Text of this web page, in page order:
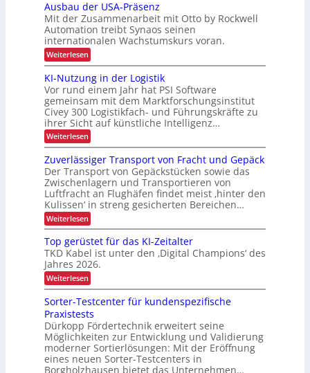
i
n
n
e
r
e
t
i
e
l
i
c
h
e
n
L
a
s
t
t
r
a
n
h
L
E
D
-
P
r
o
j
e
k
t
i
o
n
ü
c
k
m
e
l
d
n
g
e
f
e
r
u
n
g
d
a
n
k
A
i
m
t
e
c
D
C
I
x
t
o
m
a
t
i
s
i
e
r
e
s
P
a
l
e
t
t
e
n
m
a
a
g
e
m
e
n
t
Ausbau der USA-Präsenz
Mit der Zusammenarbeit mit Otto by Rockwell
Automation treibt Synaos seinen
internationalen Wachstumskurs voran.
Weiterlesen:
A
s
b
a
u
d
e
r
U
S
A
-
P
r
ä
s
e
n
z
KI-Nutzung in der Logistik
Vor rund einem Jahr hat PSI Software
gemeinsam mit dem Marktforschungsinstitut
Civey 300 Logistikfach- und Führungskräfte zu
ihrer Sicht auf künstliche Intelligenz…
Weiterlesen:
K
I
-
N
u
t
z
u
n
g
i
n
d
e
r
L
o
g
i
s
t
i
k
Zuverlässiger Transport von Fracht und Gepäck
Der Transport von Gepäckstücken sowie das
Zwischenlagern und Transportieren von
Luftfracht an Flughäfen findet meist ‚hinter den
Kulissen‘ in streng gesicherten Bereichen…
Weiterlesen:
Z
u
v
e
r
l
ä
s
i
g
e
r
T
r
Top gerüstet für das KI-Zeitalter
TKD Kabel ist unter den ‚Digital Champions‘ des
Jahres 2026.
Weiterlesen:
T
p
g
e
r
ü
s
t
Sorter-Testcenter für kundenspezifische
Praxistests
Dürkopp Fördertechnik erweitert seine
Möglichkeiten zur Entwicklung und Validierung
moderner Sortierlösungen: Mit der Eröffnung
eines neuen Sorter-Testcenters in
Borgholzhausen bietet das Unternehmen…